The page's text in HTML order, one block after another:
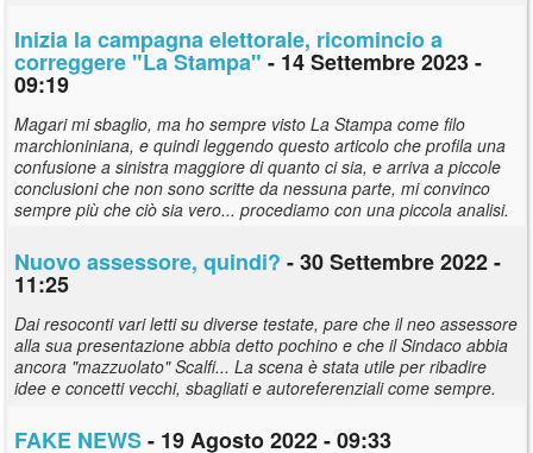
Inizia la campagna elettorale, ricomincio a
correggere "La Stampa" - 14 Settembre 2023 -
09:19
Magari mi sbaglio, ma ho sempre visto La Stampa come filo
marchioniniana, e quindi leggendo questo articolo che profila una
confusione a sinistra maggiore di quanto ci sia, e arriva a piccole
conclusioni che non sono scritte da nessuna parte, mi convinco
sempre più che ciò sia vero... procediamo con una piccola analisi.
Nuovo assessore, quindi? - 30 Settembre 2022 -
11:25
Dai resoconti vari letti su diverse testate, pare che il neo assessore
alla sua presentazione abbia detto pochino e che il Sindaco abbia
ancora "mazzuolato" Scalfi... La scena è stata utile per ribadire
idee e concetti vecchi, sbagliati e autoreferenziali come sempre.
FAKE NEWS- 19 Agosto 2022 - 09:33